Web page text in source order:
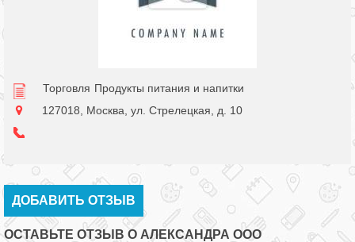
Торговля Продукты питания и напитки
127018, Москва, ул. Стрелецкая, д. 10
ДОБАВИТЬ ОТЗЫВ
ОСТАВЬТЕ ОТЗЫВ О АЛЕКСАНДРА ООО